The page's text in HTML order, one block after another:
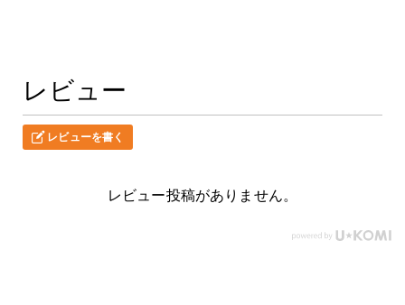
レビュー
レビューを書く
レビュー投稿がありません。